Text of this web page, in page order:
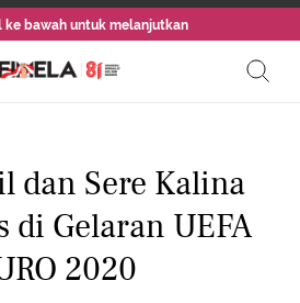
ke bawah untuk melanjutkan
dan Sere Kalina
di Gelaran UEFA
2020